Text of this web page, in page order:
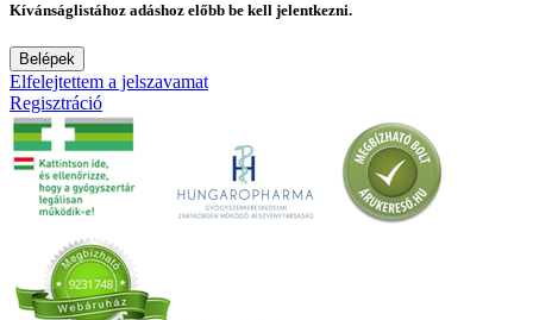
Kívánságlistához adáshoz előbb be kell jelentkezni.
Belépek
Elfelejtettem a jelszavamat
Regisztráció